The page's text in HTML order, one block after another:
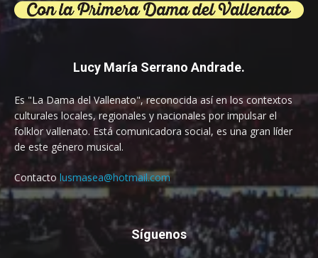
Lucy María Serrano Andrade.
Es "La Dama del Vallenato", reconocida así en los contextos
culturales locales, regionales y nacionales por impulsar el
folklor vallenato. Está comunicadora social, es una gran líder
de este género musical.
Contacto lusmasea@hotmail.com
Síguenos